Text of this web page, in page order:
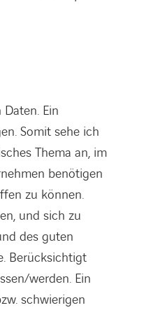
Ein
Somit sehe ich
Thema an, im
benötigen
zu können.
und sich zu
des guten
Berücksichtigt
werden. Ein
schwierigen